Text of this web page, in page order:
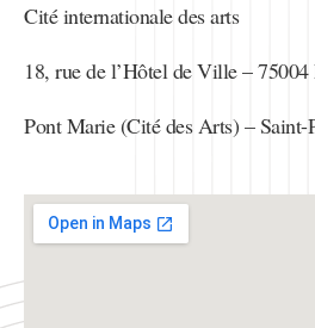
Cité internationale des arts
18, rue de l’Hôtel de Ville – 75004
Pont Marie (Cité des Arts) – Saint-